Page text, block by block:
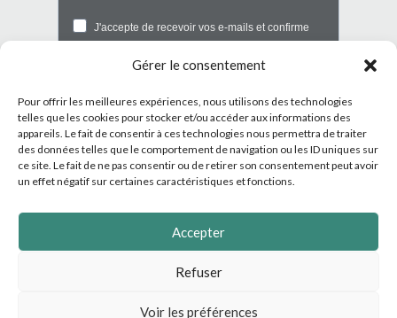
Gérer le consentement
Pour offrir les meilleures expériences, nous utilisons des technologies
telles que les cookies pour stocker et/ou accéder aux informations des
appareils. Le fait de consentir à ces technologies nous permettra de traiter
des données telles que le comportement de navigation ou les ID uniques sur
ce site. Le fait de ne pas consentir ou de retirer son consentement peut avoir
un effet négatif sur certaines caractéristiques et fonctions.
Accepter
Refuser
Voir les préférences
Télécharger le certificat Qualiopi
LAPLUMEAMOTIFS.COM